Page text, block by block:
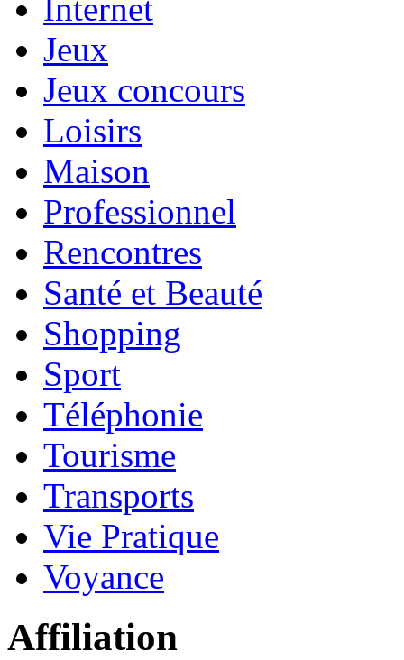
Internet
Jeux
Jeux concours
Loisirs
Maison
Professionnel
Rencontres
Santé et Beauté
Shopping
Sport
Téléphonie
Tourisme
Transports
Vie Pratique
Voyance
Affiliation